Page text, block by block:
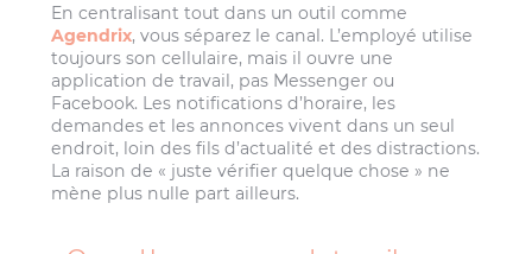
En centralisant tout dans un outil comme
Agendrix, vous séparez le canal. L’employé utilise
toujours son cellulaire, mais il ouvre une
application de travail, pas Messenger ou
Facebook. Les notifications d’horaire, les
demandes et les annonces vivent dans un seul
endroit, loin des fils d’actualité et des distractions.
La raison de « juste vérifier quelque chose » ne
mène plus nulle part ailleurs.